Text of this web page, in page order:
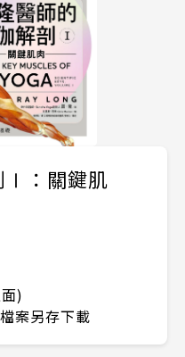
Ⅰ：關鍵肌
)
案另存下載